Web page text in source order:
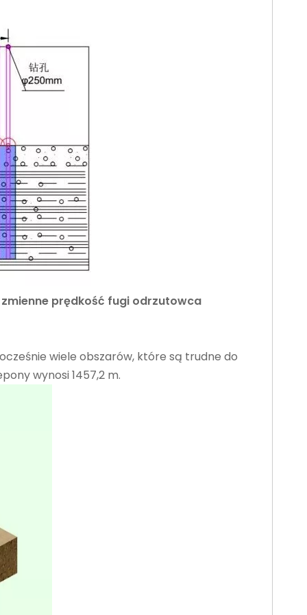
prędkość fugi odrzutowca
wiele obszarów, które są trudne do
wynosi 1457,2 m.